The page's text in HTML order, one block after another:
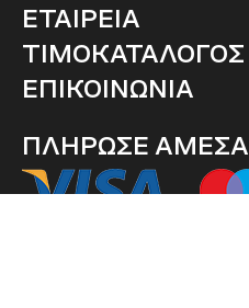
ΕΤΑΙΡΕΙΑ
ΤΙΜΟΚΑΤΑΛΟΓΟΣ
ΕΠΙΚΟΙΝΩΝΙΑ
ΠΛΗΡΩΣΕ ΑΜΕΣΑ